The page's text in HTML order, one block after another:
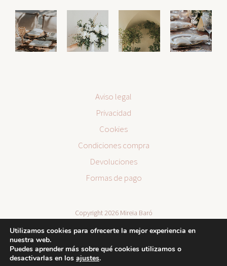
Aviso legal
Privacidad
Cookies
Condiciones compra
Devoluciones
Formas de pago
Copyright 2026 Mireia Baró
Utilizamos cookies para ofrecerte la mejor experiencia en
nuestra web.
Puedes aprender más sobre qué cookies utilizamos o
desactivarlas en los ajustes.